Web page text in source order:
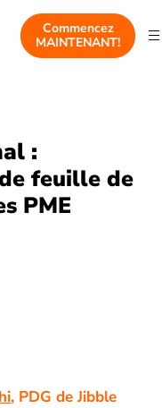
Commencez
MAINTENANT!
:
feuille de
PME
, PDG de Jibble